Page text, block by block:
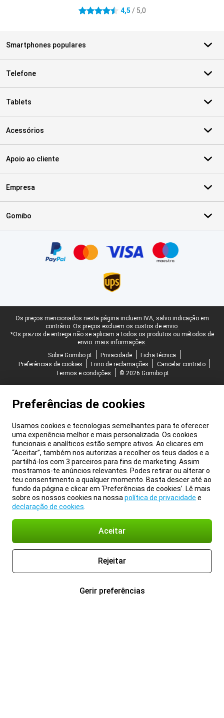
4.5 estrelas 4,5 / 5,0
Smartphones populares
Telefone
Tablets
Acessórios
Apoio ao cliente
Empresa
Gomibo
Rodapé legal
Os preços mencionados nesta página incluem IVA, salvo indicação em
contrário. Os preços excluem os custos de envio.
*Os prazos de entrega não se aplicam a todos os produtos ou métodos de
envio: mais informações.
Sobre Gomibo.pt
Privacidade
Ficha técnica
Preferências de cookies
Livro de reclamações
Cancelar contrato
Termos e condições
© 2026 Gomibo.pt
Preferências de cookies
Usamos cookies e tecnologias semelhantes para te oferecer
uma experiência melhor e mais personalizada. Os cookies
funcionais e analíticos estão sempre ativos. Ao clicares em
“Aceitar”, também nos autorizas a recolher os teus dados e a
partilhá-los com 3 parceiros para fins de marketing. Assim
mostramos-te anúncios relevantes. Podes retirar ou alterar o
teu consentimento a qualquer momento. Basta descer até ao
fundo da página e clicar em ‘Preferências de cookies’. Lê mais
sobre os nossos cookies na nossa política de privacidade e
declaração de cookies
Aceitar
Rejeitar
Gerir preferências